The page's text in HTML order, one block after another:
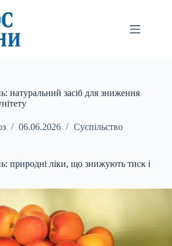
натуральний засіб для зниження
06.06.2026 Суспільство
природні ліки, що знижують тиск і